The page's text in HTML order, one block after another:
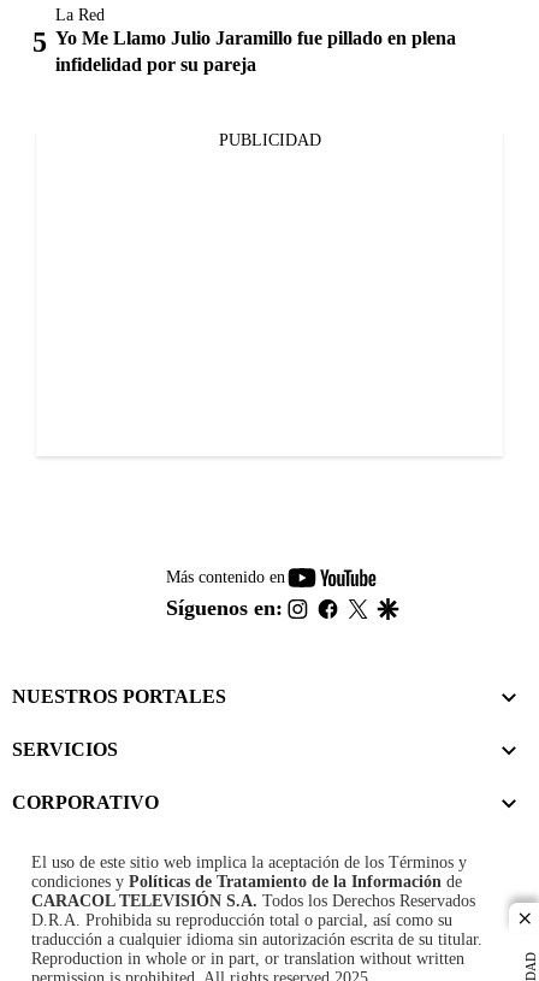
La Red
Yo Me Llamo Julio Jaramillo fue pillado en plena
infidelidad por su pareja
PUBLICIDAD
Más contenido en
youtube-
footer
Síguenos en: instagram
facebook
twitter
NUESTROS PORTALES
SERVICIOS
CORPORATIVO
El uso de este sitio web implica la aceptación de los Términos y
condiciones y Políticas de Tratamiento de la Información de
CARACOL TELEVISIÓN S.A. Todos los Derechos Reservados
D.R.A. Prohibida su reproducción total o parcial, así como su
traducción a cualquier idioma sin autorización escrita de su titular.
Reproduction in whole or in part, or translation without written